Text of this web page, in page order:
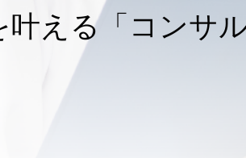
える「コンサ